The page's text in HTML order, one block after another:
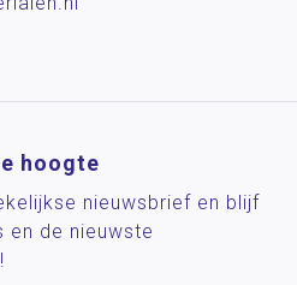
hoogte
nieuwsbrief en blijf
de nieuwste